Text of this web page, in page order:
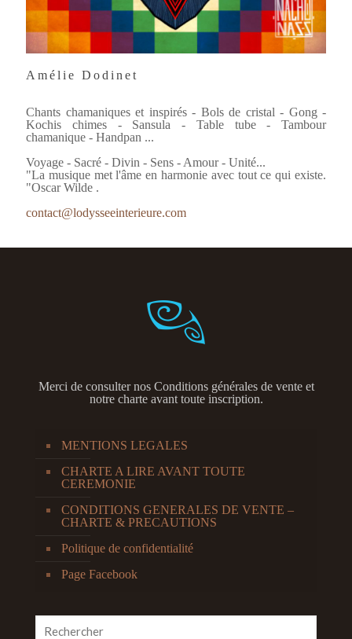
Amélie Dodinet
Chants chamaniques et inspirés - Bols de cristal - Gong -
Kochis chimes - Sansula - Table tube - Tambour
chamanique - Handpan ...
Voyage - Sacré - Divin - Sens - Amour - Unité...
"La musique met l'âme en harmonie avec tout ce qui existe.
"Oscar Wilde .
contact@lodysseeinterieure.com
Merci de consulter nos Conditions générales de vente et
notre charte avant toute inscription.
MENTIONS LEGALES
CHARTE A LIRE AVANT TOUTE
CEREMONIE
CONDITIONS GENERALES DE VENTE –
CHARTE & PRECAUTIONS
Politique de confidentialité
Page Facebook